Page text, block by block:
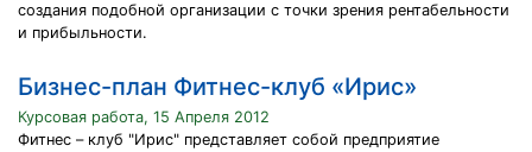
создания подобной организации с точки зрения рентабельности
и прибыльности.
Бизнес-план Фитнес-клуб «Ирис»
Курсовая работа, 15 Апреля 2012
Фитнес – клуб "Ирис" представляет собой предприятие